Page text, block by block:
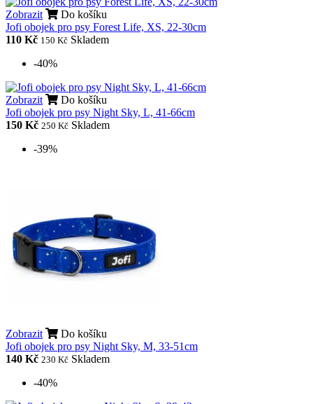
Zobrazit
Do košíku
Jofi obojek pro psy Forest Life, XS, 22-30cm
110 Kč 150 Kč Skladem
-40%
Zobrazit
Do košíku
Jofi obojek pro psy Night Sky, L, 41-66cm
150 Kč 250 Kč Skladem
-39%
Zobrazit
Do košíku
Jofi obojek pro psy Night Sky, M, 33-51cm
140 Kč 230 Kč Skladem
-40%